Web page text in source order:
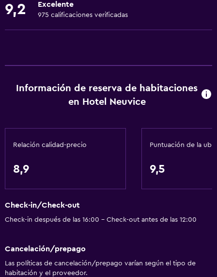
Toallas
Calefacción
Silla para ducha
Hipoalergénico
Para no fumadores
Almohada sin plumas
9,2 Excelente
975 calificaciones verificadas
Información de reserva de habitaciones
en Hotel Neuvice
Relación calidad-precio
8,9
Puntuación de la
9,5
Check-in/Check-out
Check-in después de las 16:00 - Check-out antes de las 12:00
Cancelación/prepago
Las políticas de cancelación/prepago varían según el tipo de
habitación y el proveedor.